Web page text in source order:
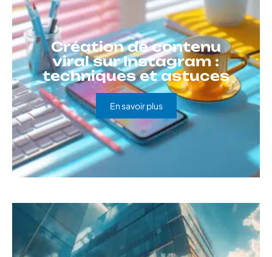
Création de contenu
viral sur Instagram :
techniques et astuces
En savoir plus